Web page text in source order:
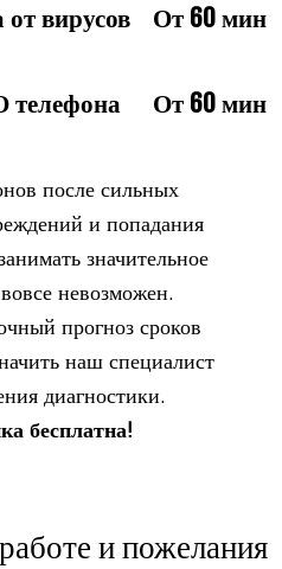
вирусов От 60 мин
телефона От 60 мин
после сильных
и попадания
значительное
невозможен.
прогноз сроков
наш специалист
диагностики.
бесплатна!
и пожелания